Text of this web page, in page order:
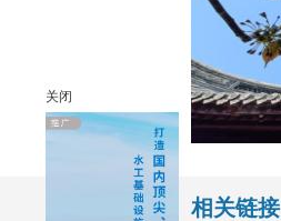
相关链接
关闭